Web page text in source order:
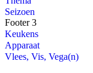
Seizoen
Footer 3
Keukens
Apparaat
Vlees, Vis, Vega(n)